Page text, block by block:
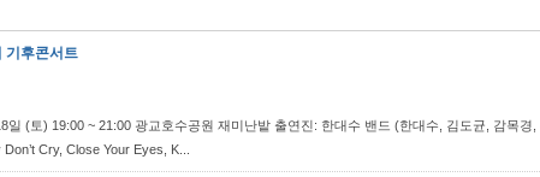
기후콘서트
일 (토) 19:00 ~ 21:00 광교호수공원 재미난밭 출연진: 한대수 밴드 (한대수, 김도균, 감목
Cry, Close Your Eyes, K...